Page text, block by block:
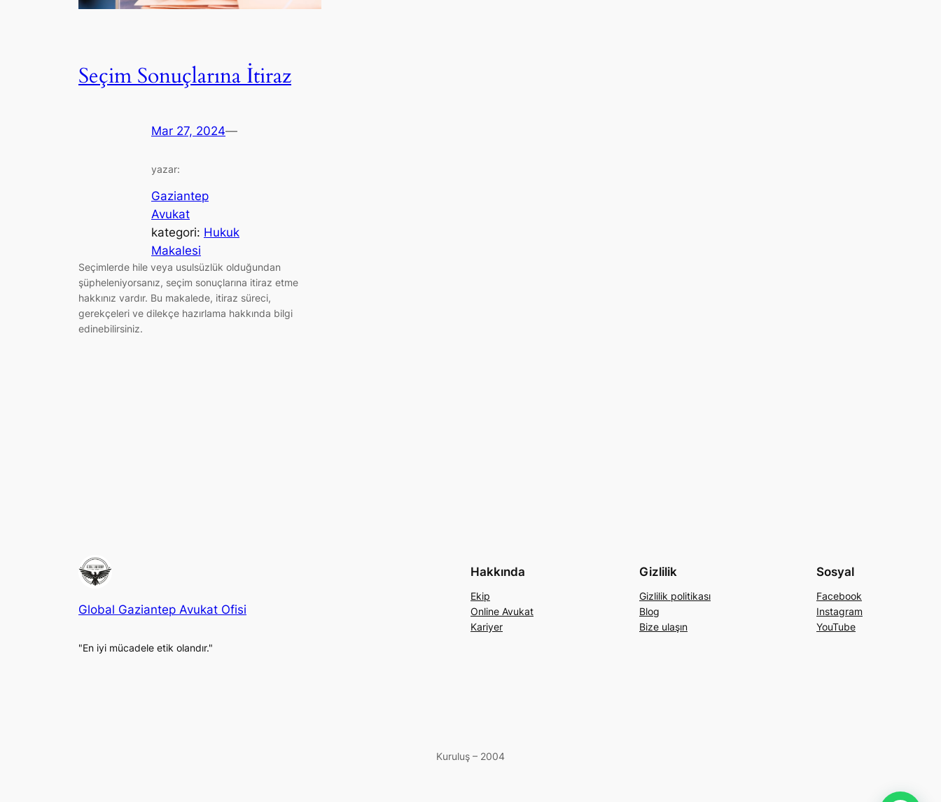
Seçim Sonuçlarına İtiraz
Mar 27, 2024—
yazar:
Gaziantep
Avukat
kategori: Hukuk
Makalesi
Seçimlerde hile veya usulsüzlük olduğundan
şüpheleniyorsanız, seçim sonuçlarına itiraz etme
hakkınız vardır. Bu makalede, itiraz süreci,
gerekçeleri ve dilekçe hazırlama hakkında bilgi
edinebilirsiniz.
Global Gaziantep Avukat Ofisi
"En iyi mücadele etik olandır."
Hakkında
Ekip
Online Avukat
Kariyer
Gizlilik
Gizlilik politikası
Blog
Bize ulaşın
Sosyal
Facebook
Instagram
YouTube
Kuruluş – 2004